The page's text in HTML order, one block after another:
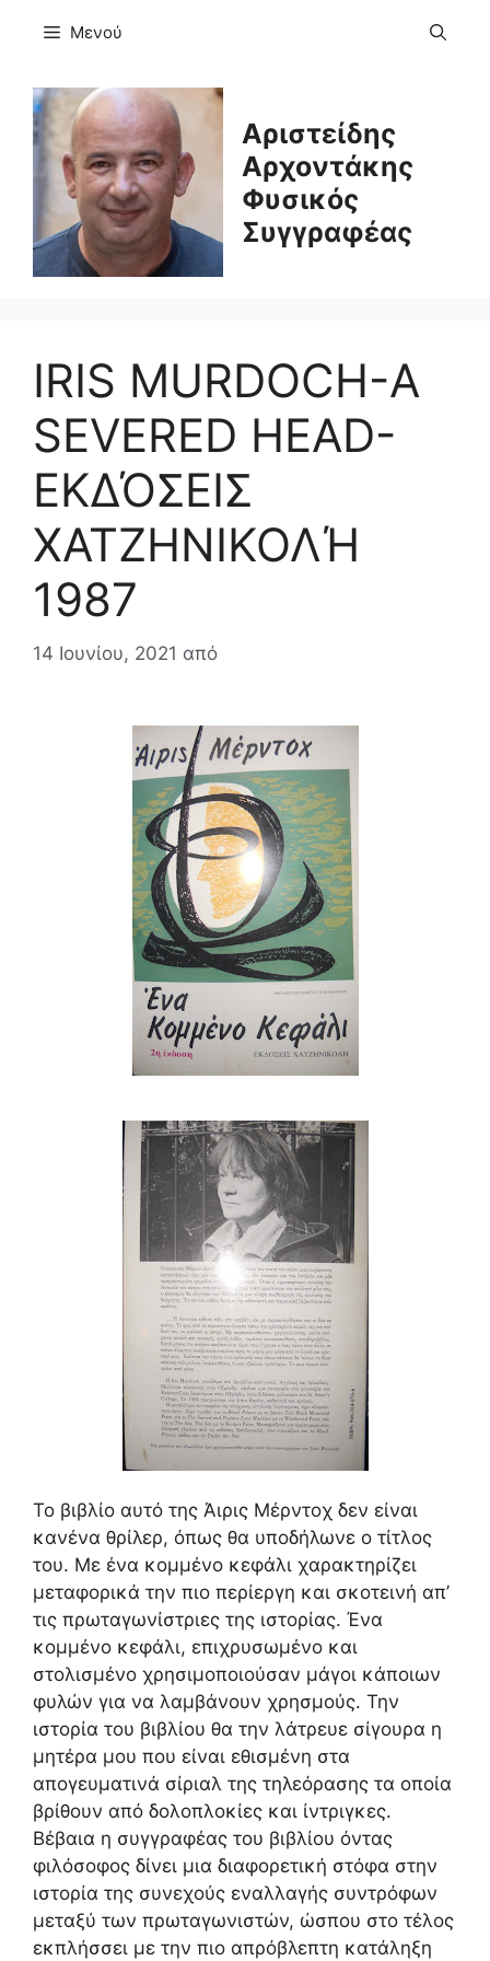
Μενού
Αριστείδης
Αρχοντάκης
Φυσικός
Συγγραφέας
IRIS MURDOCH-A
SEVERED HEAD-
ΕΚΔΌΣΕΙΣ
ΧΑΤΖΗΝΙΚΟΛΉ
1987
14 Ιουνίου, 2021 από
Το βιβλίο αυτό της Άιρις Μέρντοχ δεν είναι
κανένα θρίλερ, όπως θα υποδήλωνε ο τίτλος
του. Με ένα κομμένο κεφάλι χαρακτηρίζει
μεταφορικά την πιο περίεργη και σκοτεινή απ’
τις πρωταγωνίστριες της ιστορίας. Ένα
κομμένο κεφάλι, επιχρυσωμένο και
στολισμένο χρησιμοποιούσαν μάγοι κάποιων
φυλών για να λαμβάνουν χρησμούς. Την
ιστορία του βιβλίου θα την λάτρευε σίγουρα η
μητέρα μου που είναι εθισμένη στα
απογευματινά σίριαλ της τηλεόρασης τα οποία
βρίθουν από δολοπλοκίες και ίντριγκες.
Βέβαια η συγγραφέας του βιβλίου όντας
φιλόσοφος δίνει μια διαφορετική στόφα στην
ιστορία της συνεχούς εναλλαγής συντρόφων
μεταξύ των πρωταγωνιστών, ώσπου στο τέλος
εκπλήσσει με την πιο απρόβλεπτη κατάληξη